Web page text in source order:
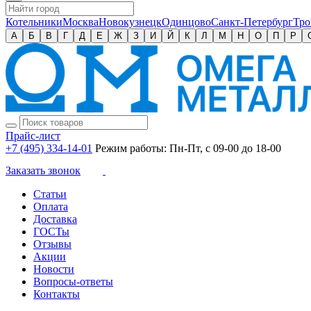
КотельникиМоскваНовокузнецкОдинцовоСанкт-Петербург
А Б В Г Д Е Ж З И Й К Л М Н О П Р
Прайс-лист
+7 (495) 334-14-01 Режим работы: Пн-Пт, с 09-00 до 18-00
Заказать звонок
Статьи
Оплата
Доставка
ГОСТы
Отзывы
Акции
Новости
Вопросы-ответы
Контакты